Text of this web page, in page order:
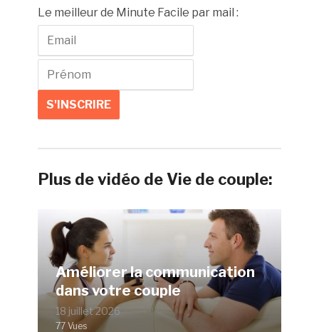
Le meilleur de Minute Facile par mail :
Plus de vidéo de Vie de couple:
Améliorer la communication
dans votre couple
18 juillet 2026
77 Vues